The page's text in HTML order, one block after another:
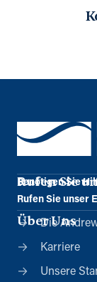
Rufen Sie
Benötigen Sie
Rufen Sie unser
Über Uns
Die
Karriere
Unsere